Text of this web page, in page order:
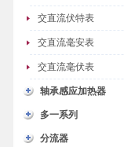
交直流伏特表
交直流毫安表
交直流毫伏表
轴承感应加热器
多一系列
分流器